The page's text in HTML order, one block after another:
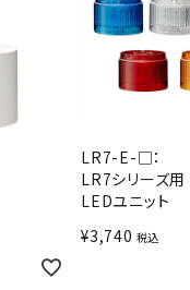
LR7-E-□：
LR7シリーズ用
LEDユニット
¥3,740 税込